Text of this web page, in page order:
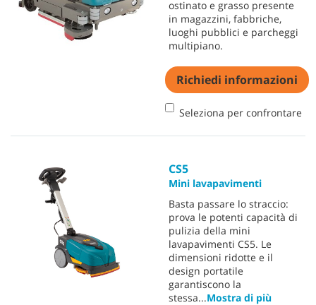
ostinato e grasso presente
in magazzini, fabbriche,
luoghi pubblici e parcheggi
multipiano.
Richiedi informazioni
Seleziona per confrontare
CS5
Mini lavapavimenti
Basta passare lo straccio:
prova le potenti capacità di
pulizia della mini
lavapavimenti CS5. Le
dimensioni ridotte e il
design portatile
garantiscono la
stessa...Mostra di più